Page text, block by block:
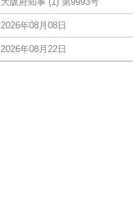
2026年08月08日
2026年08月22日